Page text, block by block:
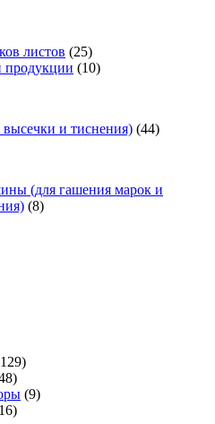
листов (25)
продукции (10)
и тиснения) (44)
(для гашения марок и
(8)
(9)